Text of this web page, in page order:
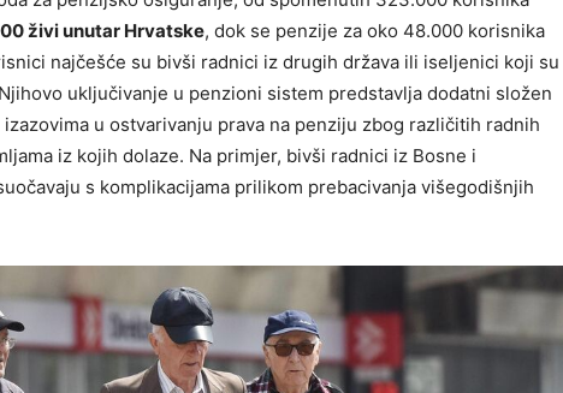
živi unutar Hrvatske, dok se penzije za oko 48.000 korisnika
najčešće su bivši radnici iz drugih država ili iseljenici koji su
uključivanje u penzioni sistem predstavlja dodatni složen
u ostvarivanju prava na penziju zbog različitih radnih
iz kojih dolaze. Na primjer, bivši radnici iz Bosne i
s komplikacijama prilikom prebacivanja višegodišnjih